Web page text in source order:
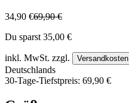
34,90 €69,90 €
Du sparst 35,00 €
inkl. MwSt. zzgl. Versandkosten
Deutschlands
30-Tage-Tiefstpreis: 69,90 €